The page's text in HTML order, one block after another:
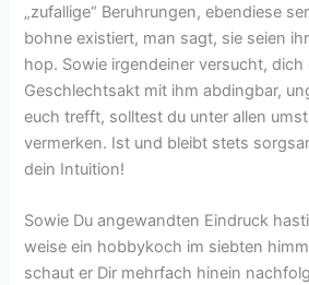
„zufallige“ Beruhrungen, ebendiese
bohne existiert, man sagt, sie seien
hop. Sowie irgendeiner versucht,
Geschlechtsakt mit ihm abdingbar,
euch trefft, solltest du unter allen
vermerken. Ist und bleibt stets
dein Intuition!
Sowie Du angewandten Eindruck
weise ein hobbykoch im siebten
schaut er Dir mehrfach hinein